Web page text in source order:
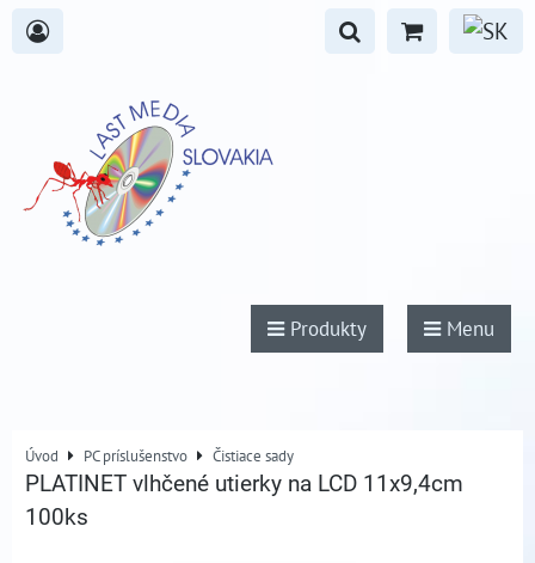
Produkty Menu
Úvod PC príslušenstvo Čistiace sady
PLATINET vlhčené utierky na LCD 11x9,4cm
100ks